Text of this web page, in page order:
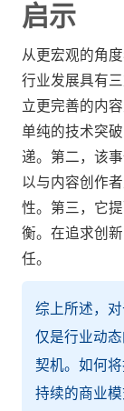
启示
从更宏观的角
行业发展具有
立更完善的内
单纯的技术突
递。第二，该
以与内容创作
性。第三，它
衡。在追求创
任。
综上所述，
仅是行业动
契机。如何
持续的商业模